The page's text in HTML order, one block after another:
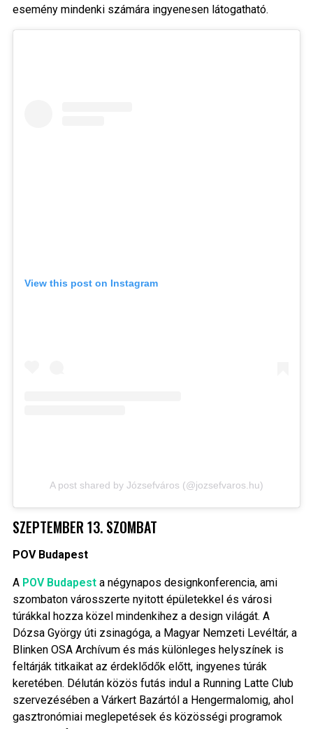
esemény mindenki számára ingyenesen látogatható.
View this post on Instagram
A post shared by Józsefváros (@jozsefvaros.hu)
SZEPTEMBER 13. SZOMBAT
POV Budapest
A POV Budapesta négynapos designkonferencia, ami
szombaton városszerte nyitott épületekkel és városi
túrákkal hozza közel mindenkihez a design világát. A
Dózsa György úti zsinagóga, a Magyar Nemzeti Levéltár, a
Blinken OSA Archívum és más különleges helyszínek is
feltárják titkaikat az érdeklődők előtt, ingyenes túrák
keretében. Délután közös futás indul a Running Latte Club
szervezésében a Várkert Bazártól a Hengermalomig, ahol
gasztronómiai meglepetések és közösségi programok